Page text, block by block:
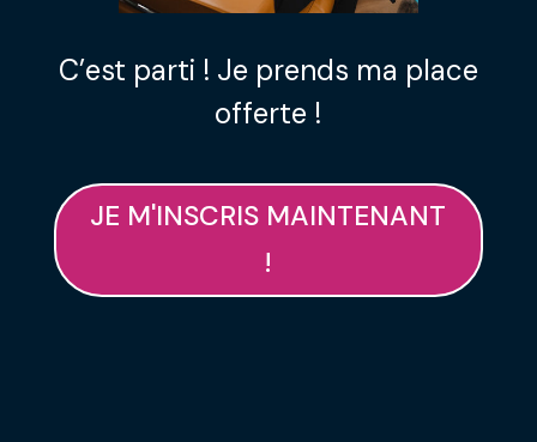
C’est parti ! Je prends ma place
offerte !
JE M'INSCRIS MAINTENANT
!